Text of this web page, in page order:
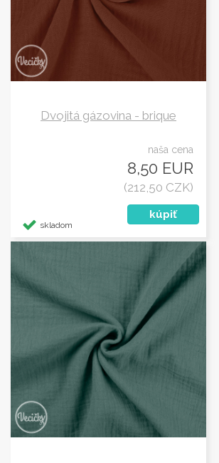
Dvojitá gázovina - brique
naša cena
8,50 EUR
(212,50 CZK)
skladom